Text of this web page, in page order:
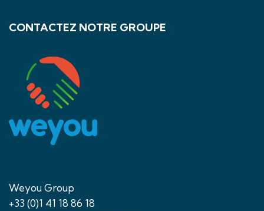
CONTACTEZ NOTRE GROUPE
Weyou Group
+33 (0)1 41 18 86 18